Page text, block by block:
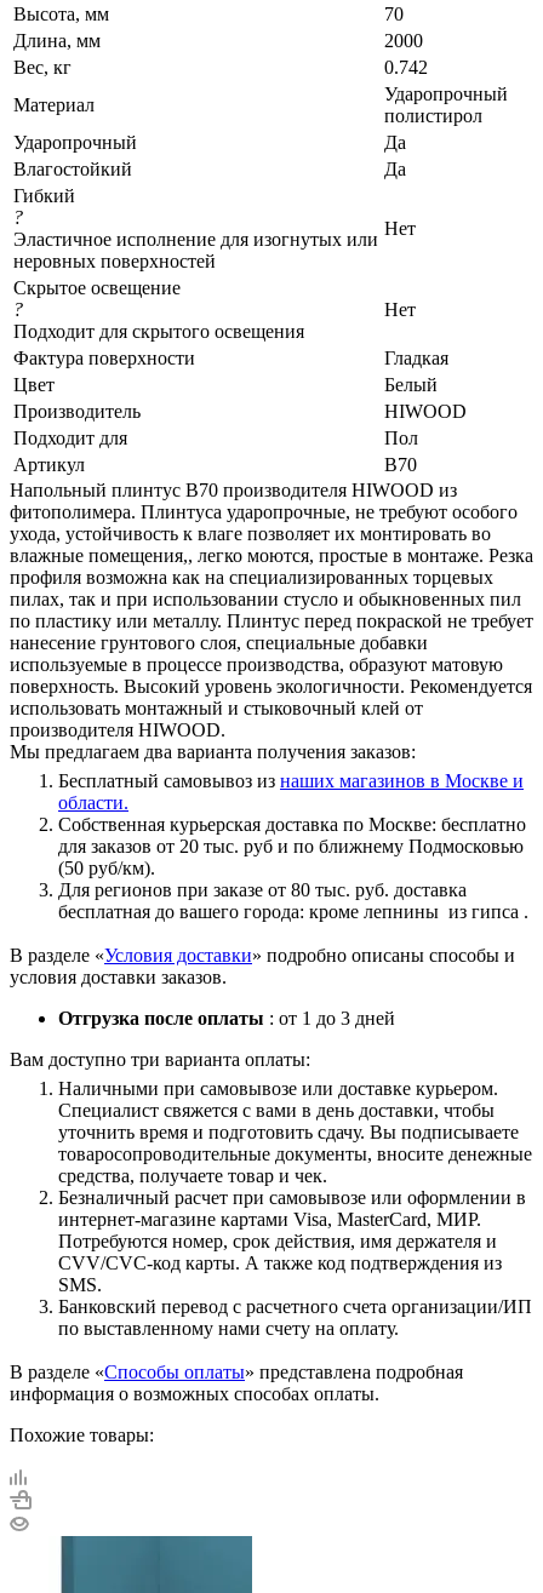
Высота, мм
70
Длина, мм
2000
Вес, кг
0.742
Материал
Ударопрочный
полистирол
Ударопрочный
Да
Влагостойкий
Да
Гибкий
?
Эластичное исполнение для изогнутых или
неровных поверхностей
Нет
Скрытое освещение
?
Подходит для скрытого освещения
Нет
Фактура поверхности
Гладкая
Цвет
Белый
Производитель
HIWOOD
Подходит для
Пол
Артикул
B70
Напольный плинтус B70 производителя HIWOOD из
фитополимера. Плинтуса ударопрочные, не требуют особого
ухода, устойчивость к влаге позволяет их монтировать во
влажные помещения,, легко моются, простые в монтаже. Резка
профиля возможна как на специализированных торцевых
пилах, так и при использовании стусло и обыкновенных пил
по пластику или металлу. Плинтус перед покраской не требует
нанесение грунтового слоя, специальные добавки
используемые в процессе производства, образуют матовую
поверхность. Высокий уровень экологичности. Рекомендуется
использовать монтажный и стыковочный клей от
производителя HIWOOD.
Мы предлагаем два варианта получения заказов:
Бесплатный самовывоз из наших магазинов в Москве и
области.
Собственная курьерская доставка по Москве: бесплатно
для заказов от 20 тыс. руб и по ближнему Подмосковью
(50 руб/км).
Для регионов при заказе от 80 тыс. руб. доставка
бесплатная до вашего города: кроме лепнины из гипса .
В разделе «Условия доставки» подробно описаны способы и
условия доставки заказов.
Отгрузка после оплаты : от 1 до 3 дней
Вам доступно три варианта оплаты:
Наличными при самовывозе или доставке курьером.
Специалист свяжется с вами в день доставки, чтобы
уточнить время и подготовить сдачу. Вы подписываете
товаросопроводительные документы, вносите денежные
средства, получаете товар и чек.
Безналичный расчет при самовывозе или оформлении в
интернет-магазине картами Visa, MasterCard, МИР.
Потребуются номер, срок действия, имя держателя и
CVV/CVC-код карты. А также код подтверждения из
SMS.
Банковский перевод с расчетного счета организации/ИП
по выставленному нами счету на оплату.
В разделе «Способы оплаты» представлена подробная
информация о возможных способах оплаты.
Похожие товары: